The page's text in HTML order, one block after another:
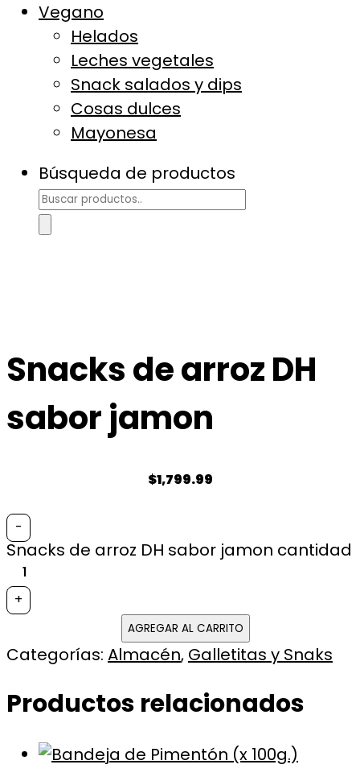
Vegano
Helados
Leches vegetales
Snack salados y dips
Cosas dulces
Mayonesa
Búsqueda de productos
Snacks de arroz DH
sabor jamon
$1,799.99
-
Snacks de arroz DH sabor jamon cantidad
+
AGREGAR AL CARRITO
Categorías: Almacén, Galletitas y Snaks
Productos relacionados